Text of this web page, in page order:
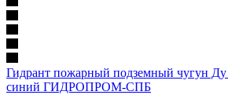
Гидрант пожарный подземный чугун
синий ГИДРОПРОМ-СПБ